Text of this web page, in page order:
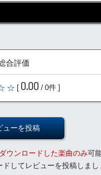
合評価
[ 0.00 / 0件 ]
ューを投稿
ダウンロードした楽曲のみ可
してレビューを投稿しまし